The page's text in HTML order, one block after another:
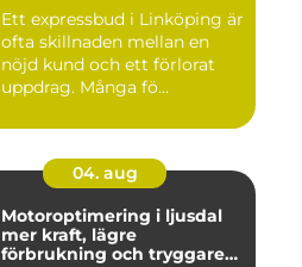
Ett expressbud i Linköping är
ofta skillnaden mellan en
nöjd kund och ett förlorat
uppdrag. Många fö...
04. aug
Motoroptimering i ljusdal
mer kraft, lägre
förbrukning och tryggare